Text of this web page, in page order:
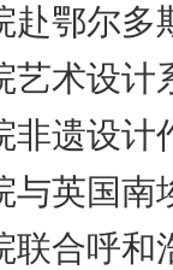
赴鄂尔多
艺术设计
非遗设计
与英国南
联合呼和